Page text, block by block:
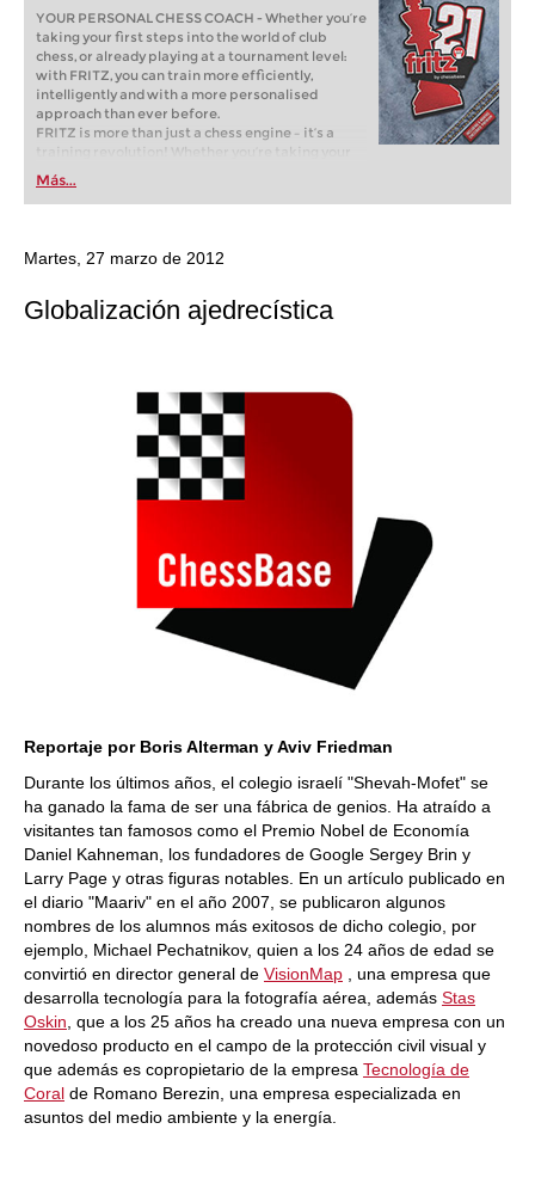
YOUR PERSONAL CHESS COACH - Whether you’re
taking your first steps into the world of club
chess, or already playing at a tournament level:
with FRITZ, you can train more efficiently,
intelligently and with a more personalised
approach than ever before.
FRITZ is more than just a chess engine – it’s a
training revolution! Whether you’re taking your
first steps into the world of club chess, or already
playing at a tournament level: with FRITZ, you can
train more efficiently, intelligently and with a
Más...
Martes, 27 marzo de 2012
Globalización ajedrecística
Reportaje por Boris Alterman y Aviv Friedman
Durante los últimos años, el colegio israelí "Shevah-Mofet" se
ha ganado la fama de ser una fábrica de genios. Ha atraído a
visitantes tan famosos como el Premio Nobel de Economía
Daniel Kahneman, los fundadores de Google Sergey Brin y
Larry Page y otras figuras notables. En un artículo publicado en
el diario "Maariv" en el año 2007, se publicaron algunos
nombres de los alumnos más exitosos de dicho colegio, por
ejemplo, Michael Pechatnikov, quien a los 24 años de edad se
convirtió en director general de VisionMap , una empresa que
desarrolla tecnología para la fotografía aérea, además Stas
Oskin , que a los 25 años ha creado una nueva empresa con un
novedoso producto en el campo de la protección civil visual y
que además es copropietario de la empresa Tecnología de
Coral de Romano Berezin, una empresa especializada en
asuntos del medio ambiente y la energía.